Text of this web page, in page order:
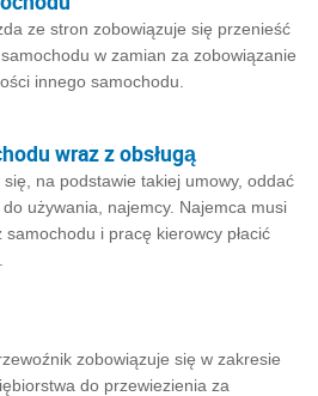
ze stron zobowiązuje się przenieść
w zamian za zobowiązanie
innego samochodu.
wraz z obsługą
na podstawie takiej umowy, oddać
używania, najemcy. Najemca musi
i pracę kierowcy płacić
zobowiązuje się w zakresie
do przewiezienia za